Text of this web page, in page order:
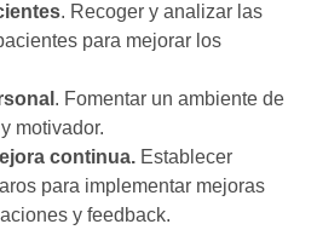
. Recoger y analizar las
para mejorar los
. Fomentar un ambiente de
motivador.
continua. Establecer
para implementar mejoras
y feedback.